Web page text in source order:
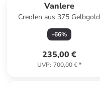
Vanlere
Creolen aus 375 Gelbgold
-66%
235,00 €
UVP: 700,00 €*